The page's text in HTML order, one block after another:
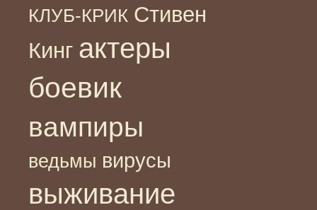
КЛУБ-КРИК Стивен
Кинг актеры
боевик
вампиры
ведьмы вирусы
выживание